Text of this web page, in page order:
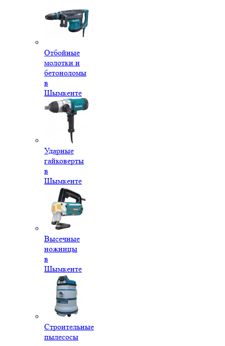
Отбойные
молотки и
бетоноломы
в
Шымкенте
Ударные
гайковерты
в
Шымкенте
Высечные
ножницы
в
Шымкенте
Строительные
пылесосы